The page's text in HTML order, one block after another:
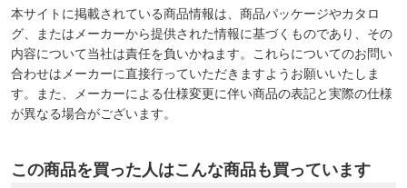
本サイトに掲載されている商品情報は、商品パッケージやカタロ
グ、またはメーカーから提供された情報に基づくものであり、その
内容について当社は責任を負いかねます。これらについてのお問い
合わせはメーカーに直接行っていただきますようお願いいたしま
す。また、メーカーによる仕様変更に伴い商品の表記と実際の仕様
が異なる場合がございます。
この商品を買った人はこんな商品も買っています